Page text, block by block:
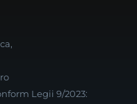
Legii 9/2023: